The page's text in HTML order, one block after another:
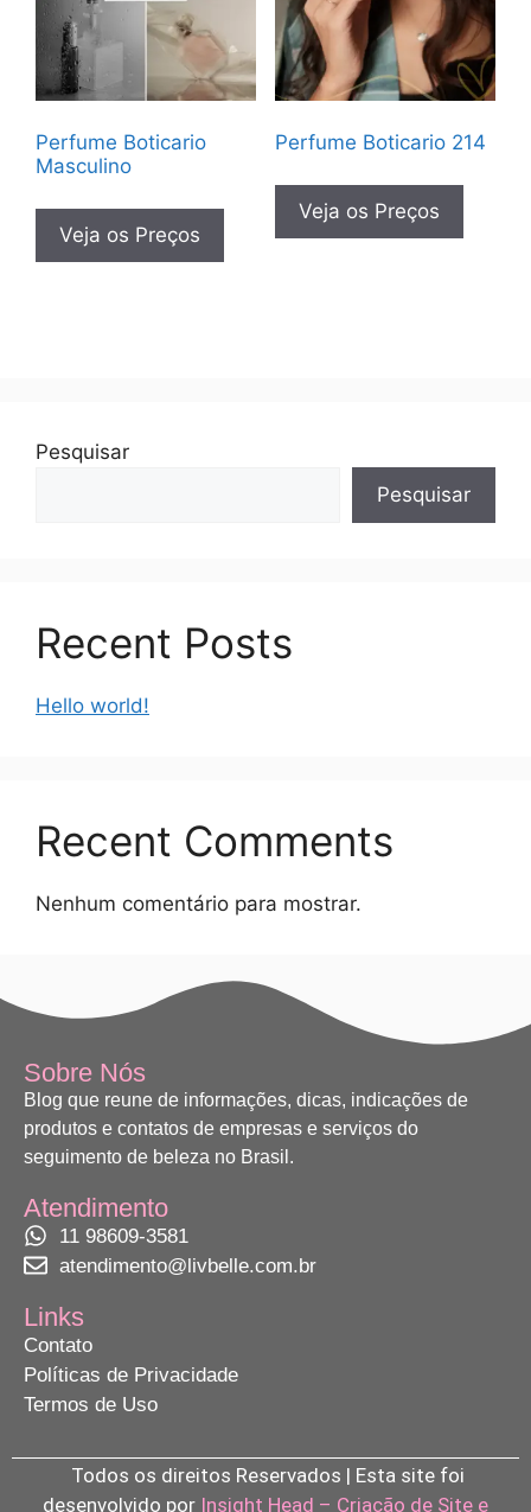
Perfume Boticario
Masculino
Veja os Preços
Perfume Boticario 214
Veja os Preços
Pesquisar
Pesquisar
Recent Posts
Hello world!
Recent Comments
Nenhum comentário para mostrar.
Sobre Nós
Blog que reune de informações, dicas, indicações de
produtos e contatos de empresas e serviços do
seguimento de beleza no Brasil.
Atendimento
11 98609-3581
atendimento@livbelle.com.br
Links
Contato
Políticas de Privacidade
Termos de Uso
Todos os direitos Reservados | Esta site foi
desenvolvido por Insight Head – Criação de Site e